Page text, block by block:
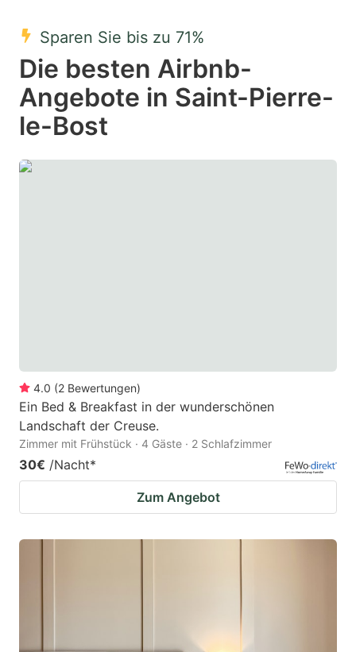
key
to
get
the
keyboard
shortcuts
to
get
the
shortcuts
Sparen Sie bis zu 71%
Die besten Airbnb-
Angebote in Saint-Pierre-
le-Bost
4.0 (2 Bewertungen)
Ein Bed & Breakfast in der wunderschönen
Landschaft der Creuse.
Zimmer mit Frühstück · 4 Gäste · 2 Schlafzimmer
30€ /Nacht*
Zum Angebot